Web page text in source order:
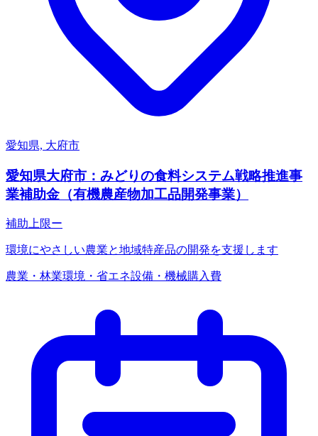
愛知県, 大府市
愛知県大府市：みどりの食料システム戦略推進事
業補助金（有機農産物加工品開発事業）
補助上限ー
環境にやさしい農業と地域特産品の開発を支援します
農業・林業環境・省エネ設備・機械購入費